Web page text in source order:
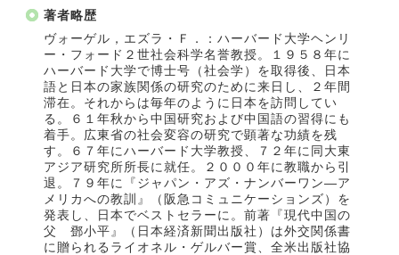
著者略歴
ヴォーゲル，エズラ・Ｆ．：ハーバード大学ヘンリ
ー・フォード２世社会科学名誉教授。１９５８年に
ハーバード大学で博士号（社会学）を取得後、日本
語と日本の家族関係の研究のために来日し、２年間
滞在。それからは毎年のように日本を訪問してい
る。６１年秋から中国研究および中国語の習得にも
着手。広東省の社会変容の研究で顕著な功績を残
す。６７年にハーバード大学教授、７２年に同大東
アジア研究所所長に就任。２０００年に教職から引
退。７９年に『ジャパン・アズ・ナンバーワン―ア
メリカへの教訓』（阪急コミュニケーションズ）を
発表し、日本でベストセラーに。前著『現代中国の
父 鄧小平』（日本経済新聞出版社）は外交関係書
に贈られるライオネル・ゲルバー賞、全米出版社協